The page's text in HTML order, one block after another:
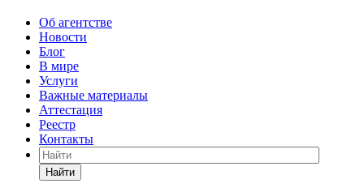
Об агентстве
Новости
Блог
В мире
Услуги
Важные материалы
Аттестация
Реестр
Контакты
Найти